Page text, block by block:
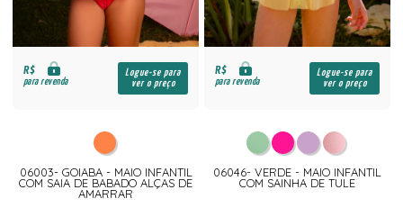
R$
para revenda
Logue-se para
ver o preço
06003- GOIABA - MAIO INFANTIL
COM SAIA DE BABADO ALÇAS DE
AMARRAR
R$
para revenda
Logue-se para
ver o preço
06046- VERDE - MAIO INFANTIL
COM SAINHA DE TULE